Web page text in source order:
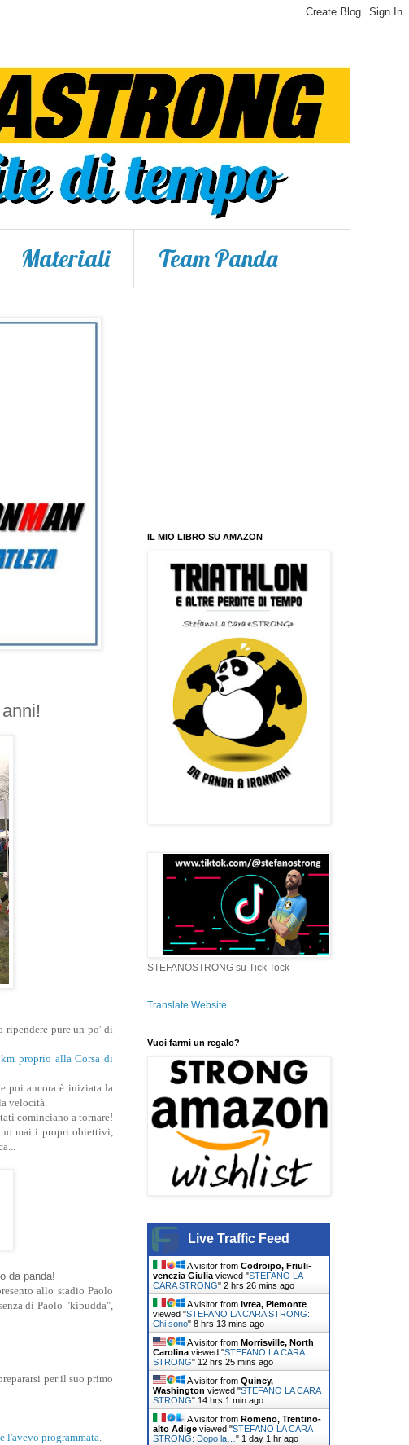
Materiali Team Panda
ripendere pure un po' di
proprio alla Corsa di
poi ancora è iniziata la
velocità.
cominciano a tornare!
mai i propri obiettivi,
da panda!
allo stadio Paolo
di Paolo "kipudda",
per il suo primo
l'avevo programmata.
IL MIO LIBRO SU AMAZON
STEFANOSTRONG su Tick Tock
Translate Website
Vuoi farmi un regalo?
Live Traffic Feed
A visitor from Codroipo, Friuli-
venezia Giulia viewed "STEFANO LA
CARA STRONG" 2 hrs 26 mins ago
A visitor from Ivrea, Piemonte
viewed "STEFANO LA CARA STRONG:
Chi sono" 8 hrs 13 mins ago
A visitor from Morrisville, North
Carolina viewed "STEFANO LA CARA
STRONG" 12 hrs 25 mins ago
A visitor from Quincy,
Washington viewed "STEFANO LA CARA
STRONG" 14 hrs 1 min ago
A visitor from Romeno, Trentino-
alto Adige viewed "STEFANO LA CARA
STRONG: Dopo la… " 1 day 1 hr ago